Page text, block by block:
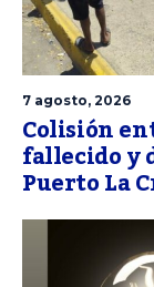
7 agosto, 2026
Colisión
fallecido y
Puerto La